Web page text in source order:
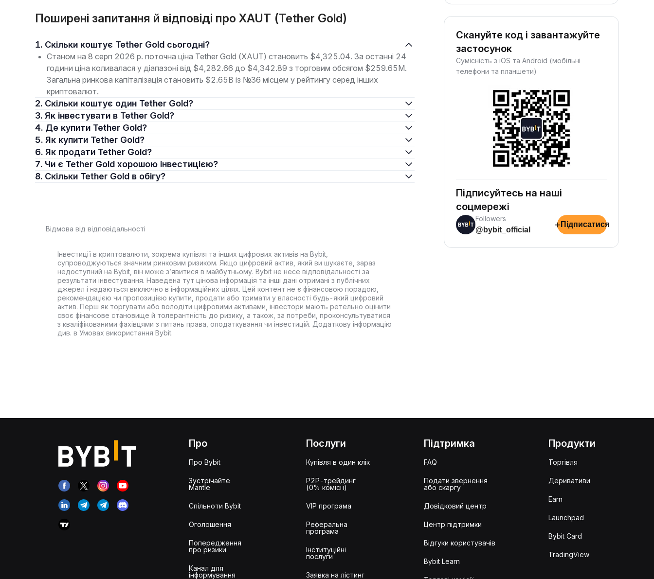
Поширені запитання й відповіді про XAUT (Tether Gold)
1. Скільки коштує Tether Gold сьогодні?
Станом на 8 серп 2026 р. поточна ціна Tether Gold (XAUT) становить $4,325.04. За останні 24
години ціна коливалася у діапазоні від $4,282.66 до $4,342.89 з торговим обсягом $259.65M.
Загальна ринкова капіталізація становить $2.65B із №36 місцем у рейтингу серед інших
криптовалют.
2. Скільки коштує один Tether Gold?
3. Як інвестувати в Tether Gold?
4. Де купити Tether Gold?
5. Як купити Tether Gold?
6. Як продати Tether Gold?
7. Чи є Tether Gold хорошою інвестицією?
8. Скільки Tether Gold в обігу?
Відмова від відповідальності
Інвестиції в криптовалюти, зокрема купівля та інших цифрових активів на Bybit,
супроводжуються значним ринковим ризиком. Якщо цифровий актив, який ви шукаєте, зараз
недоступний на Bybit, він може з’явитися в майбутньому. Bybit не несе відповідальності за
результати інвестування. Наведена тут цінова інформація та інші дані отримані з публічних
джерел і надаються виключно в інформаційних цілях. Цей контент не є фінансовою порадою,
рекомендацією чи пропозицією купити, продати або тримати у власності будь-який цифровий
актив. Перш як торгувати або володіти цифровими активами, інвестори мають ретельно оцінити
своє фінансове становище й толерантність до ризику, а також, за потреби, проконсультуватися
з кваліфікованими фахівцями з питань права, оподаткування чи інвестицій. Додаткову інформацію
див. в Умовах використання Bybit.
Скануйте код і завантажуйте
застосунок
Сумісність з iOS та Android (мобільні
телефони та планшети)
Підписуйтесь на наші
соцмережі
Followers
@bybit_official
+ Підписатися
Про
Про Bybit
Зустрічайте
Mantle
Спільноти Bybit
Оголошення
Попередження
про ризики
Канал для
інформування
Послуги
Купівля в один клік
P2P-трейдинг
(0% комісії)
VIP програма
Реферальна
програма
Інституційні
послуги
Заявка на лістинг
Підтримка
FAQ
Подати звернення
або скаргу
Довідковий центр
Центр підтримки
Відгуки користувачів
Bybit Learn
Продукти
Торгівля
Деривативи
Earn
Launchpad
Bybit Card
TradingView